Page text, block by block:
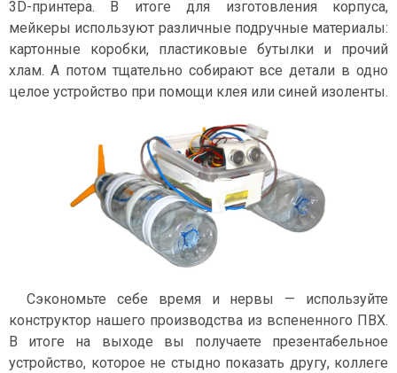
3D-принтера. В итоге для изготовления корпуса,
мейкеры используют различные подручные материалы:
картонные коробки, пластиковые бутылки и прочий
хлам. А потом тщательно собирают все детали в одно
целое устройство при помощи клея или синей изоленты.
Сэкономьте себе время и нервы — используйте
конструктор нашего производства из вспененного ПВХ.
В итоге на выходе вы получаете презентабельное
устройство, которое не стыдно показать другу, коллеге